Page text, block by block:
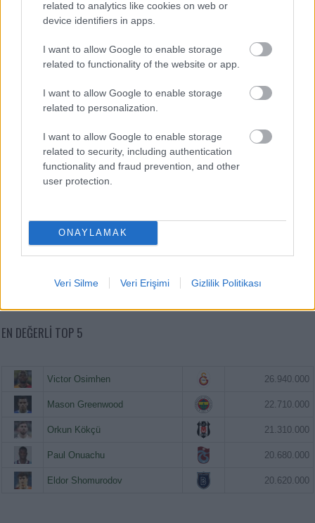
related to analytics like cookies on web or
device identifiers in apps.
I want to allow Google to enable storage
related to functionality of the website or app.
I want to allow Google to enable storage
related to personalization.
I want to allow Google to enable storage
related to security, including authentication
functionality and fraud prevention, and other
user protection.
ONAYLAMAK
Veri Silme Veri Erişimi Gizlilik Politikası
EN DEĞERLI TOP 5
Victor Osimhen 26.940.000
Mason Greenwood 22.710.000
Orkun Kökçü 21.310.000
Paul Onuachu 20.680.000
Eldor Shomurodov 20.620.000